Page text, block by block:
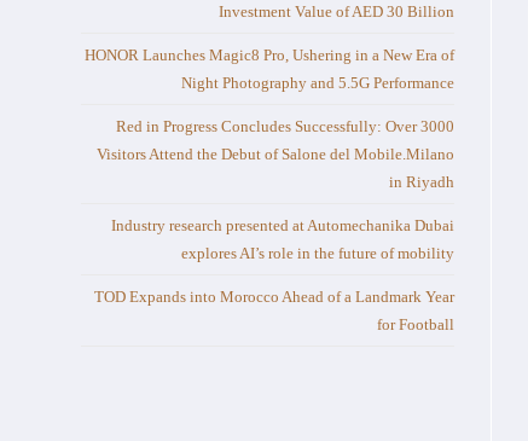
Investment Value of AED 30 Billion
HONOR Launches Magic8 Pro, Ushering in a New Era of
Night Photography and 5.5G Performance
Red in Progress Concludes Successfully: Over 3000
Visitors Attend the Debut of Salone del Mobile.Milano
in Riyadh
Industry research presented at Automechanika Dubai
explores AI’s role in the future of mobility
TOD Expands into Morocco Ahead of a Landmark Year
for Football